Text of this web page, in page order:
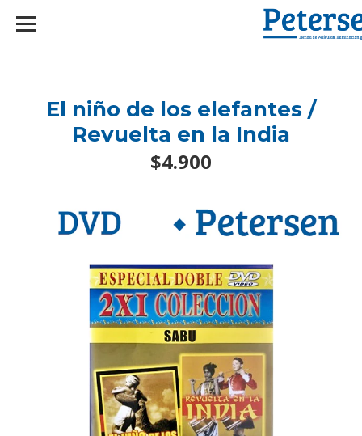
El niño de los elefantes /
Revuelta en la India
$4.900